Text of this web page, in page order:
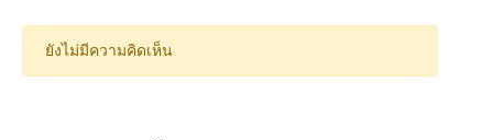
ยังไม่มีความคิดเห็น